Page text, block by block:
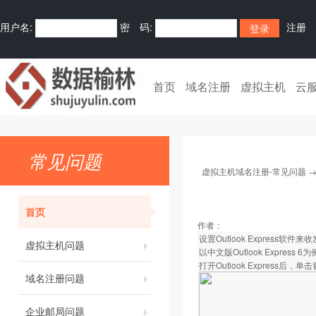
用户名: 密 码: 注册
首页 域名注册 虚拟主机 云
常见问题
首页
虚拟主机问题
域名注册问题
企业邮局问题
虚拟主机域名注册-常见问题
作者：
设置Outlook Express软件来收
以中文版Outlook Express 6为
打开Outlook Express后，单击